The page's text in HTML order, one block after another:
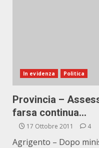
In evidenza Politica
Provincia –
farsa continua…
17 Ottobre 2011 4
Agrigento – Dopo